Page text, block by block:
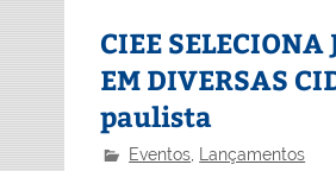
CIEE
EM DIVERSAS
paulista
Eventos Lançamentos